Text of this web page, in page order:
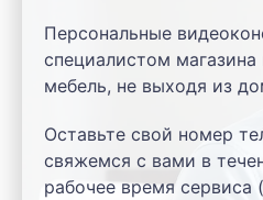
Персональные
специалистом магазина
мебель, не выходя из
Оставьте свой номер
свяжемся с вами в
рабочее время сервиса